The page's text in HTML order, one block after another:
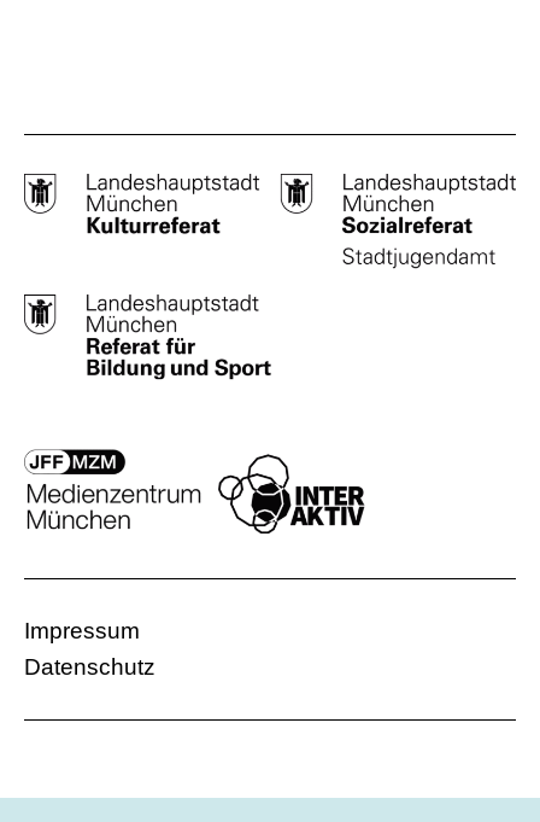
Impressum
Datenschutz